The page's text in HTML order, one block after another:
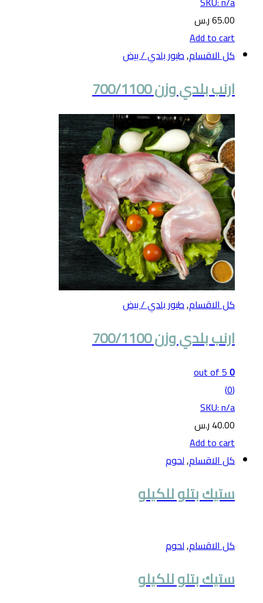
65.00ر.س
Add to cart
كل الاقسام,طيور بلدي / بيض
ارنب بلدي وزن 700/1100
كل الاقسام,طيور بلدي / بيض
ارنب بلدي وزن 700/1100
0
out of 5
(0)
SKU: n/a
40.00 ر.س
Add to cart
كل الاقسام,لحوم
ستيك بتلو للكيلو
كل الاقسام,لحوم
ستيك بتلو للكيلو